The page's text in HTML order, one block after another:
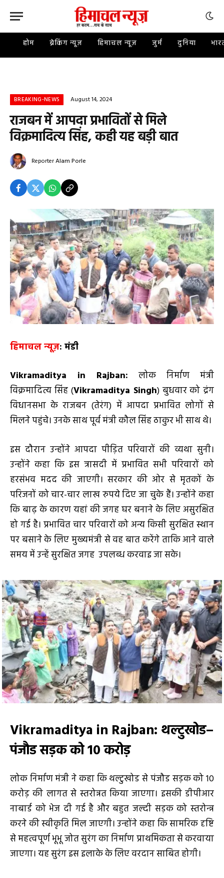
होम ब्रेकिंग न्यूज़ हिमाचल न्यूज़ जुर्म दुनिया
BREAKING-NEWS August 14, 2024
राजबन में आपदा प्रभावितों से मिले
विक्रमादित्य सिंह, कही यह बड़ी बात
ReporterAlam Porle
हिमाचल न्यूज़: मंडी
Vikramaditya in Rajban:लोक निर्माण मंत्री
विक्रमादित्य सिंह (Vikramaditya Singh) बुधवार को द्रंग
विधानसभा के राजबन (तेरंग) में आपदा प्रभावित लोगों से
मिलने पहुंचे। उनके साथ पूर्व मंत्री कौल सिंह ठाकुर भी साथ थे।
इस दौरान उन्होंने आपदा पीड़ित परिवारों की व्यथा सुनी।
उन्होंने कहा कि इस त्रासदी में प्रभावित सभी परिवारों को
हरसंभव मदद की जाएगी। सरकार की ओर से मृतकों के
परिजनों को चार-चार लाख रुपये दिए जा चुके हैं। उन्होंने कहा
कि बाढ़ के कारण यहां की जगह घर बनाने के लिए असुरक्षित
हो गई है। प्रभावित चार परिवारों को अन्य किसी सुरक्षित स्थान
पर बसाने के लिए मुख्यमंत्री से वह बात करेंगे ताकि आने वाले
समय में उन्हें सुरक्षित जगह उपलब्ध करवाइ जा सके।
Vikramaditya in Rajban: थल्टुखोड–
पंजौड सड़क को 10 करोड़
लोक निर्माण मंत्री ने कहा कि थल्टुखोड से पंजौड सड़क को 10
करोड़ की लागत से स्तरोन्नत किया जाएगा। इसकी डीपीआर
नाबार्ड को भेज दी गई है और बहुत जल्दी सड़क को स्तरोन्न्न
करने की स्वीकृति मिल जाएगी। उन्होंने कहा कि सामरिक दृष्टि
से महत्वपूर्ण भूभू जोत सुरंग का निर्माण प्राथमिकता से करवाया
जाएगा। यह सुरंग इस इलाके के लिए वरदान साबित होगी।